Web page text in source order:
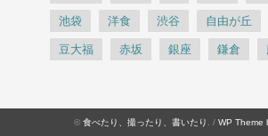
池袋 洋食 渋谷 自由が丘
豆大福 赤坂 銀座 鎌倉
© 食べたり、撮ったり、書いたり . / WP Theme